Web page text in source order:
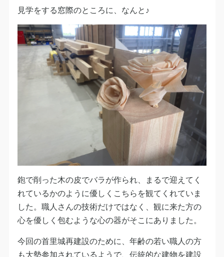
見学をする窓際のところに、なんと♪
鉋で削った木の皮でバラが作られ、まるで迎えてく
れているかのように優しくこちらを観てくれていま
した。 職人さんの技術だけではなく、観に来た方の
心を優しく包むような心の器がそこにありました。
今回の首里城再建設のために、年齢の若い職人の方
も大勢参加されているようで、伝統的な建物を建設